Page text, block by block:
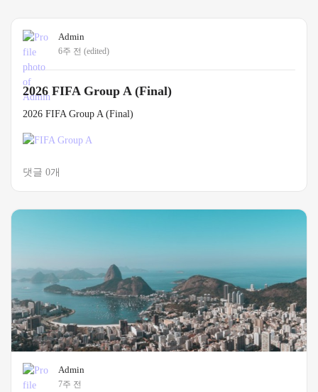
Admin
6주 전 (edited)
2026 FIFA Group A (Final)
2026 FIFA Group A (Final)
댓글 0개
Admin
7주 전